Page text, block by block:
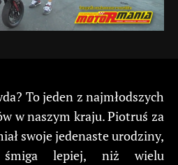
To jeden z najmłodszych
w naszym kraju. Piotruś za
swoje jedenaste urodziny,
lepiej, niż wielu